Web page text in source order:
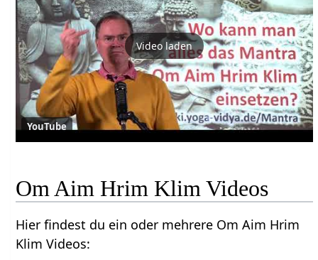
Video laden
YouTube
Om Aim Hrim Klim Videos
Hier findest du ein oder mehrere Om Aim Hrim
Klim Videos: